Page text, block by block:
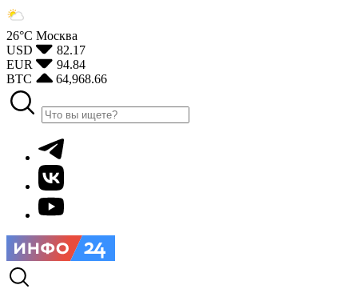
26°С Москва
USD
82.17
EUR
94.84
BTC
64,968.66